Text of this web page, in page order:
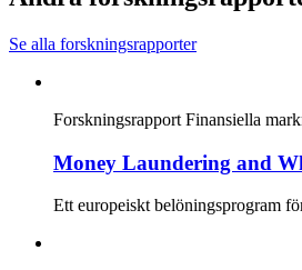
Se alla forskningsrapporter
Forskningsrapport Finansiella
Money Laundering and
Ett europeiskt belöningsprogram